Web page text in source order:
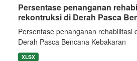
Persentase penanganan
rekontruksi di Derah Pasca
Persentase penanganan rehabilitasi
Derah Pasca Bencana Kebakaran
XLSX